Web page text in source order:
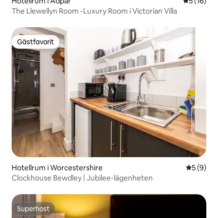
The Llewellyn Room -Luxury Room i Victorian Villa
Gästfavorit
Gästfavorit
Hotellrum i Worcestershire 5 av 5 i
5 (9)
Clockhouse Bewdley | Jubilee-lägenheten
Superhost
Superhost